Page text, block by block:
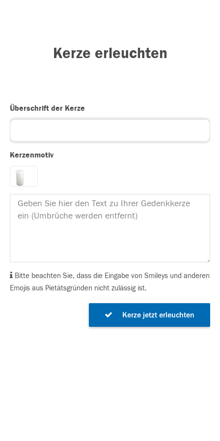
Kerze erleuchten
Überschrift der Kerze
Kerzenmotiv
Bitte beachten Sie, dass die Eingabe von Smileys und anderen
Emojis aus Pietätsgründen nicht zulässig ist.
Kerze jetzt erleuchten